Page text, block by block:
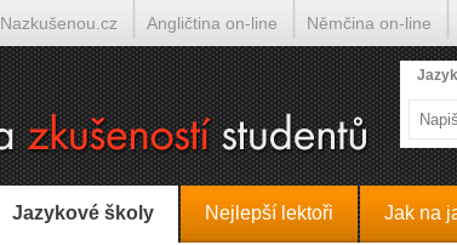
Jazykové školy Nejlepší lektoři Jak na
Nazkušenou.cz Angličtina on-line Němčina on-line